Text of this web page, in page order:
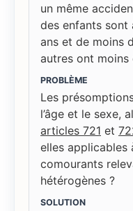
un même
des enfants sont
ans et de moins
autres ont moins
PROBLÈME
Les
l’âge et le sexe,
articles 721 et
elles applicables
comourants
hétérogènes ?
SOLUTION